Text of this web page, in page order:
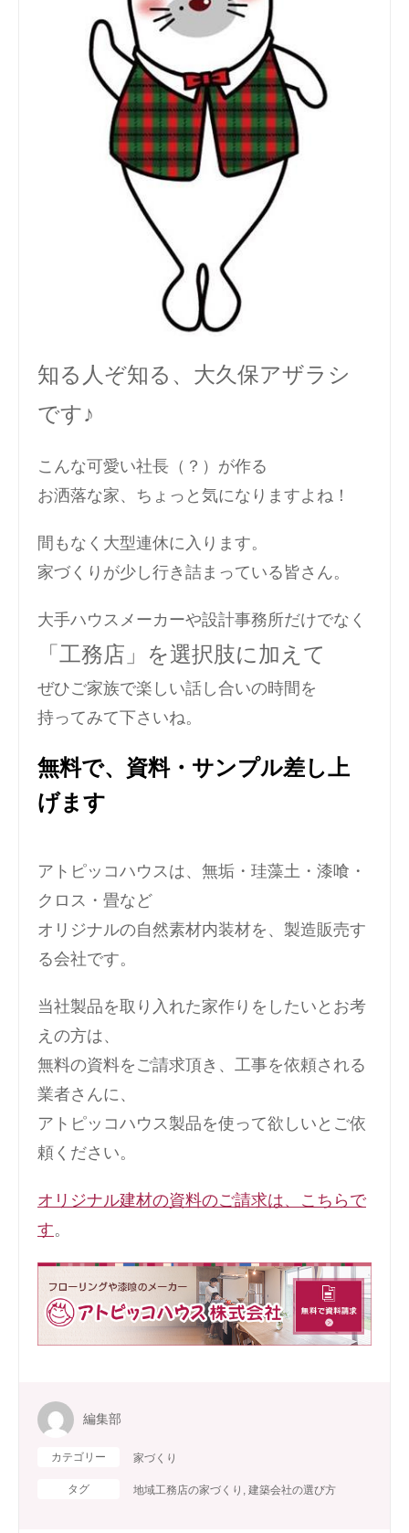
知る人ぞ知る、大久保アザラシ
です♪
こんな可愛い社長（？）が作る
お洒落な家、ちょっと気になりますよね！
間もなく大型連休に入ります。
家づくりが少し行き詰まっている皆さん。
大手ハウスメーカーや設計事務所だけでなく
「工務店」を選択肢に加えて
ぜひご家族で楽しい話し合いの時間を
持ってみて下さいね。
無料で、資料・サンプル差し上
げます
アトピッコハウスは、無垢・珪藻土・漆喰・
クロス・畳など
オリジナルの自然素材内装材を、製造販売す
る会社です。
当社製品を取り入れた家作りをしたいとお考
えの方は、
無料の資料をご請求頂き、工事を依頼される
業者さんに、
アトピッコハウス製品を使って欲しいとご依
頼ください。
オリジナル建材の資料のご請求は、こちらで
す。
編集部
カテゴリー 家づくり
タグ 地域工務店の家づくり , 建築会社の選び方